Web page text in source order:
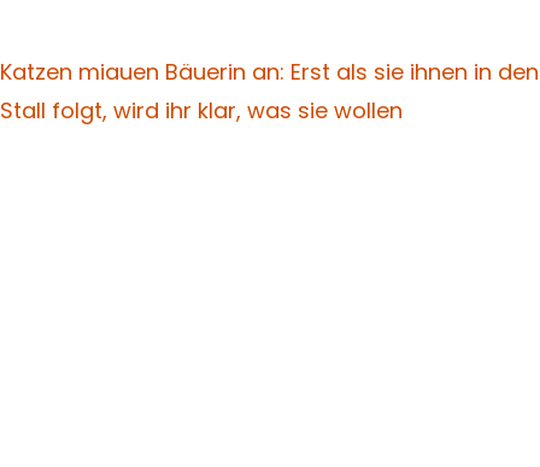
Katzen miauen Bäuerin an: Erst als sie ihnen in den
Stall folgt, wird ihr klar, was sie wollen